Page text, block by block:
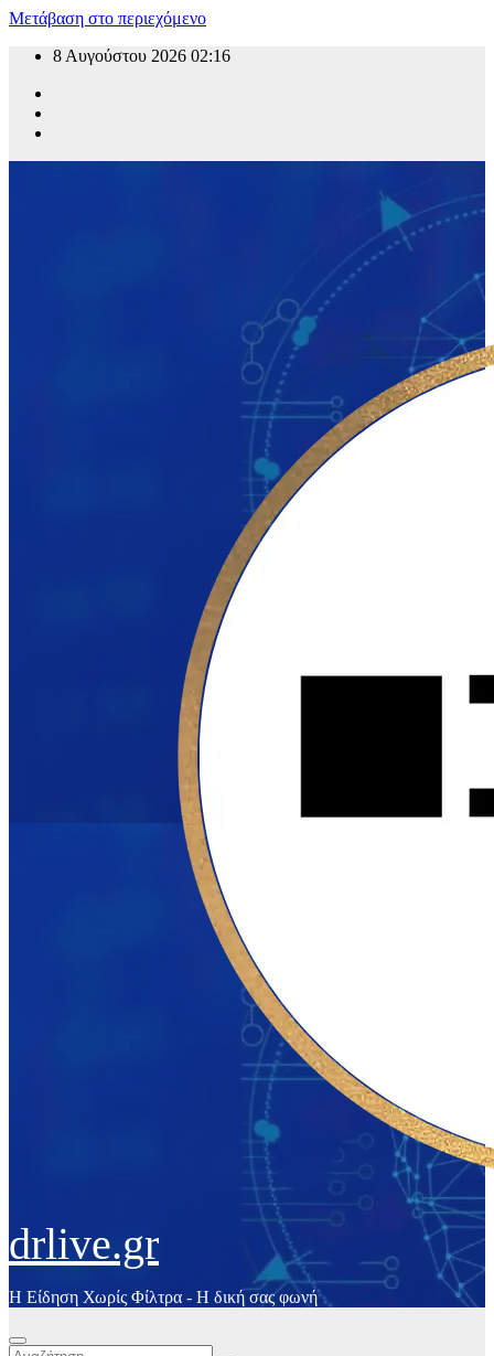
Μετάβαση στο περιεχόμενο
8 Αυγούστου 2026 02:16
drlive.gr
Η Είδηση Χωρίς Φίλτρα - H δική σας φωνή